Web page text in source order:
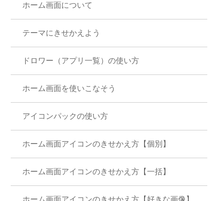
ホーム画面について
テーマにきせかえよう
ドロワー（アプリ一覧）の使い方
ホーム画面を使いこなそう
アイコンパックの使い方
ホーム画面アイコンのきせかえ方【個別】
ホーム画面アイコンのきせかえ方【一括】
ホーム画面アイコンのきせかえ方【好きな画像】